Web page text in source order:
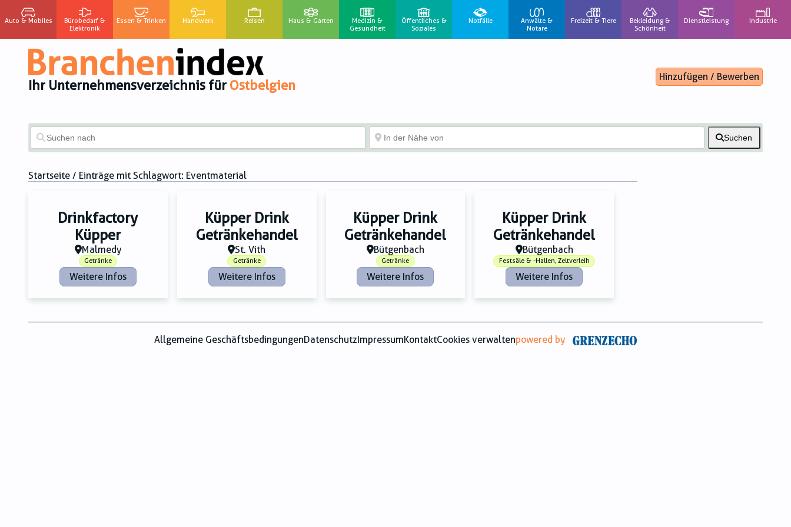
Auto & Mobiles
Bürobedarf &
Elektronik
Essen & Trinken Handwerk Reisen Haus & Garten
Medizin &
Gesundheit
Öffentliches &
Soziales
Notfälle
Anwälte &
Notare
Freizeit & Tiere
Bekleidung &
Schönheit
Dienstleistung Industrie
Ihr Unternehmensverzeichnis für Ostbelgien
Hinzufügen / Bewerben
Suchen
Startseite / Einträge mit Schlagwort: Eventmaterial
Drinkfactory
Küpper
Malmedy
Getränke
Weitere Infos
Küpper Drink
Getränkehandel
St. Vith
Getränke
Weitere Infos
Küpper Drink
Getränkehandel
Bütgenbach
Getränke
Weitere Infos
Küpper Drink
Getränkehandel
Bütgenbach
Festsäle & -Hallen, Zeltverleih
Weitere Infos
Allgemeine GeschäftsbedingungenDatenschutz Impressum KontaktCookies verwaltenpowered by